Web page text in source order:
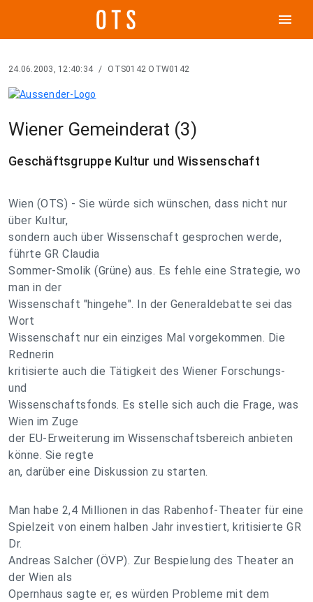
menu
24.06.2003, 12:40:34 / OTS0142 OTW0142
Wiener Gemeinderat (3)
Geschäftsgruppe Kultur und Wissenschaft
Wien (OTS) - Sie würde sich wünschen, dass nicht nur
über Kultur,
sondern auch über Wissenschaft gesprochen werde,
führte GR Claudia
Sommer-Smolik (Grüne) aus. Es fehle eine Strategie, wo
man in der
Wissenschaft "hingehe". In der Generaldebatte sei das
Wort
Wissenschaft nur ein einziges Mal vorgekommen. Die
Rednerin
kritisierte auch die Tätigkeit des Wiener Forschungs-
und
Wissenschaftsfonds. Es stelle sich auch die Frage, was
Wien im Zuge
der EU-Erweiterung im Wissenschaftsbereich anbieten
könne. Sie regte
an, darüber eine Diskussion zu starten.
Man habe 2,4 Millionen in das Rabenhof-Theater für eine
Spielzeit von einem halben Jahr investiert, kritisierte GR
Dr.
Andreas Salcher (ÖVP). Zur Bespielung des Theater an
der Wien als
Opernhaus sagte er, es würden Probleme mit dem